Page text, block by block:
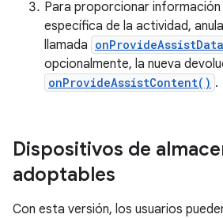
Para proporcionar
específica de la actividad,
llamada
opcionalmente, la nueva
onProvideAssistContent() .
Dispositivos de
adoptables
Con esta versión, los usuarios